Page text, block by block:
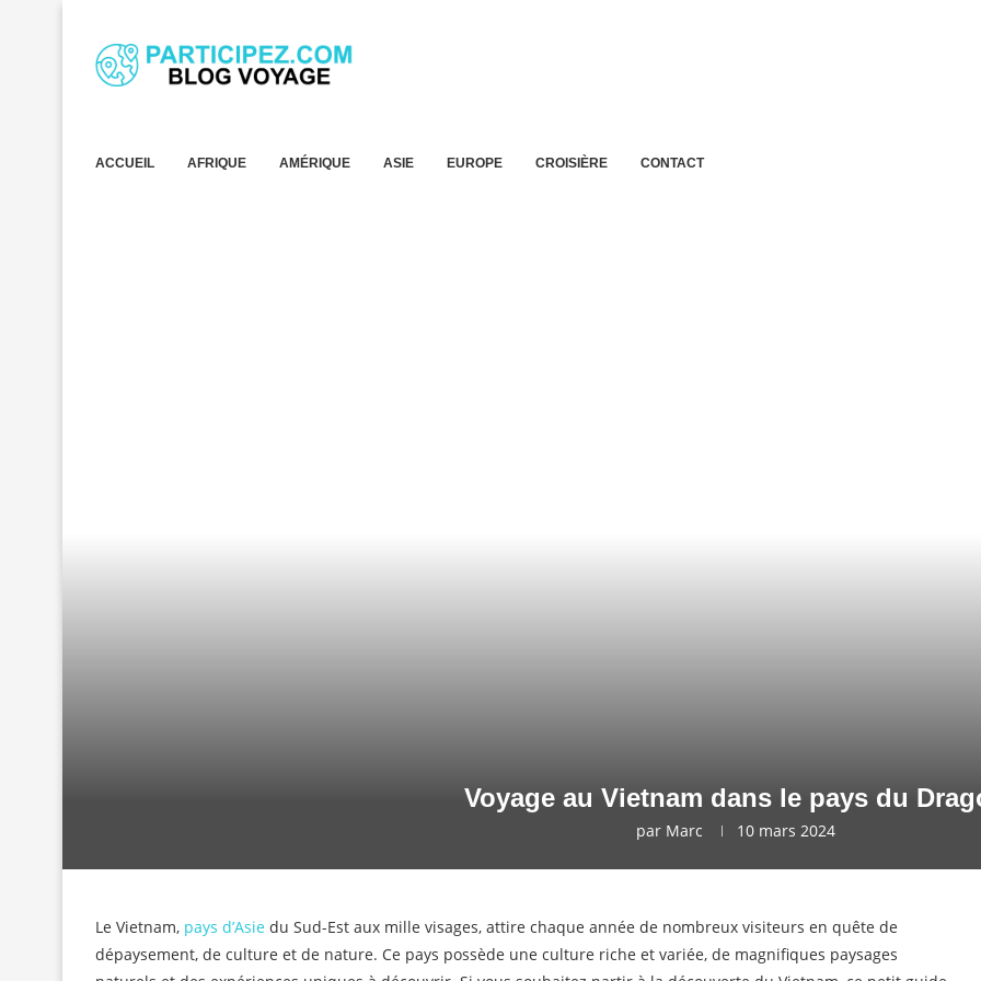
ACCUEIL AFRIQUE AMÉRIQUE ASIE EUROPE CROISIÈRE CONTACT
Voyage au Vietnam dans le pays du
par Marc 10 mars 2024
Le Vietnam, pays d’Asie du Sud-Est aux mille visages, attire chaque année de nombreux visiteurs en quête de
dépaysement, de culture et de nature. Ce pays possède une culture riche et variée, de magnifiques paysages